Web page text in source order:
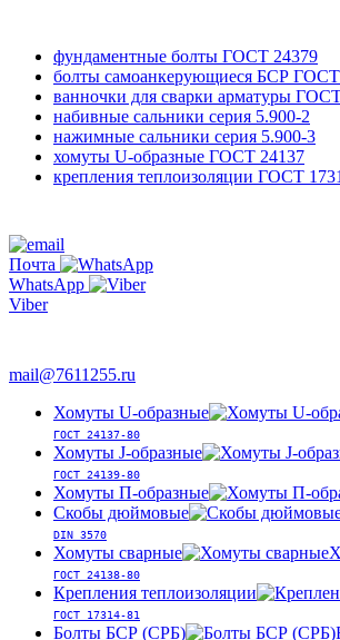
фундаментные болты ГОСТ 24379
болты самоанкерующиеся БСР ГОСТ
ванночки для сварки арматуры ГОСТ
набивные сальники серия 5.900-2
нажимные сальники серия 5.900-3
хомуты U-образные ГОСТ 24137
крепления теплоизоляции ГОСТ
Почта
WhatsApp
Viber
mail@7611255.ru
Хомуты U-образные
ГОСТ 24137-80
Хомуты J-образные
ГОСТ 24139-80
Хомуты П-образные
Скобы дюймовые
DIN 3570
Хомуты сварные
ГОСТ 24138-80
Крепления теплоизоляции
ГОСТ 17314-81
Болты БСР (СРБ)